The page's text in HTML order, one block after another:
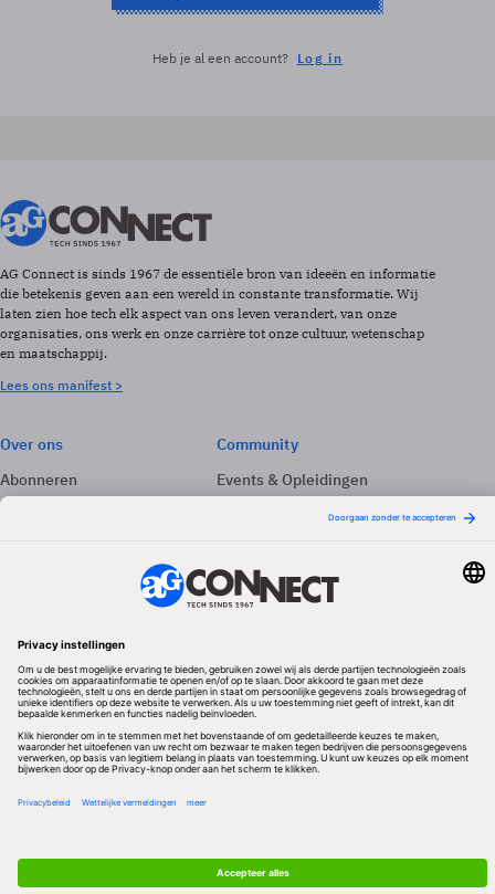
Heb je al een account? Log in
AG Connect is sinds 1967 de essentiële bron van ideeën en informatie
die betekenis geven aan een wereld in constante transformatie. Wij
laten zien hoe tech elk aspect van ons leven verandert, van onze
organisaties, ons werk en onze carrière tot onze cultuur, wetenschap
en maatschappij.
Lees ons manifest >
Over ons
Abonneren
Adverteren
Community
Events & Opleidingen
Volg ons
Redactionele partner
Algemene Voorwaarden & Copyrights